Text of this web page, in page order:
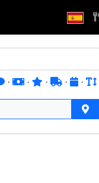
· · · · ·